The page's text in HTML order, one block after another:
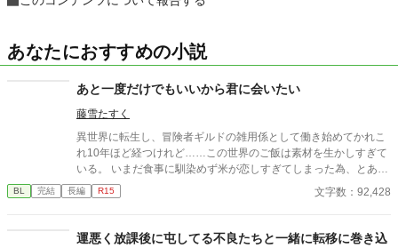
あなたにおすすめの小説
あと一度だけでもいいから君に会いたい
藤雪たすく
異世界に転生し、冒険者ギルドの雑用係として働き始めてかれこ
れ10年ほど経つけれど……この世界のご飯は素材を生かしすぎて
いる。 いまだ食事に馴染めず米が恋しすぎてしまった為、とある
冒険者さんの事が気になって仕方がなくなってしまった。 もう一
度あの人に会いたい。あと一度でもあの人と会いたい。 ※他サイ
BL 完結 長編 R15 文字数：92,428
運悪く放課後に屯してる不良たちと一緒に転移に巻き込